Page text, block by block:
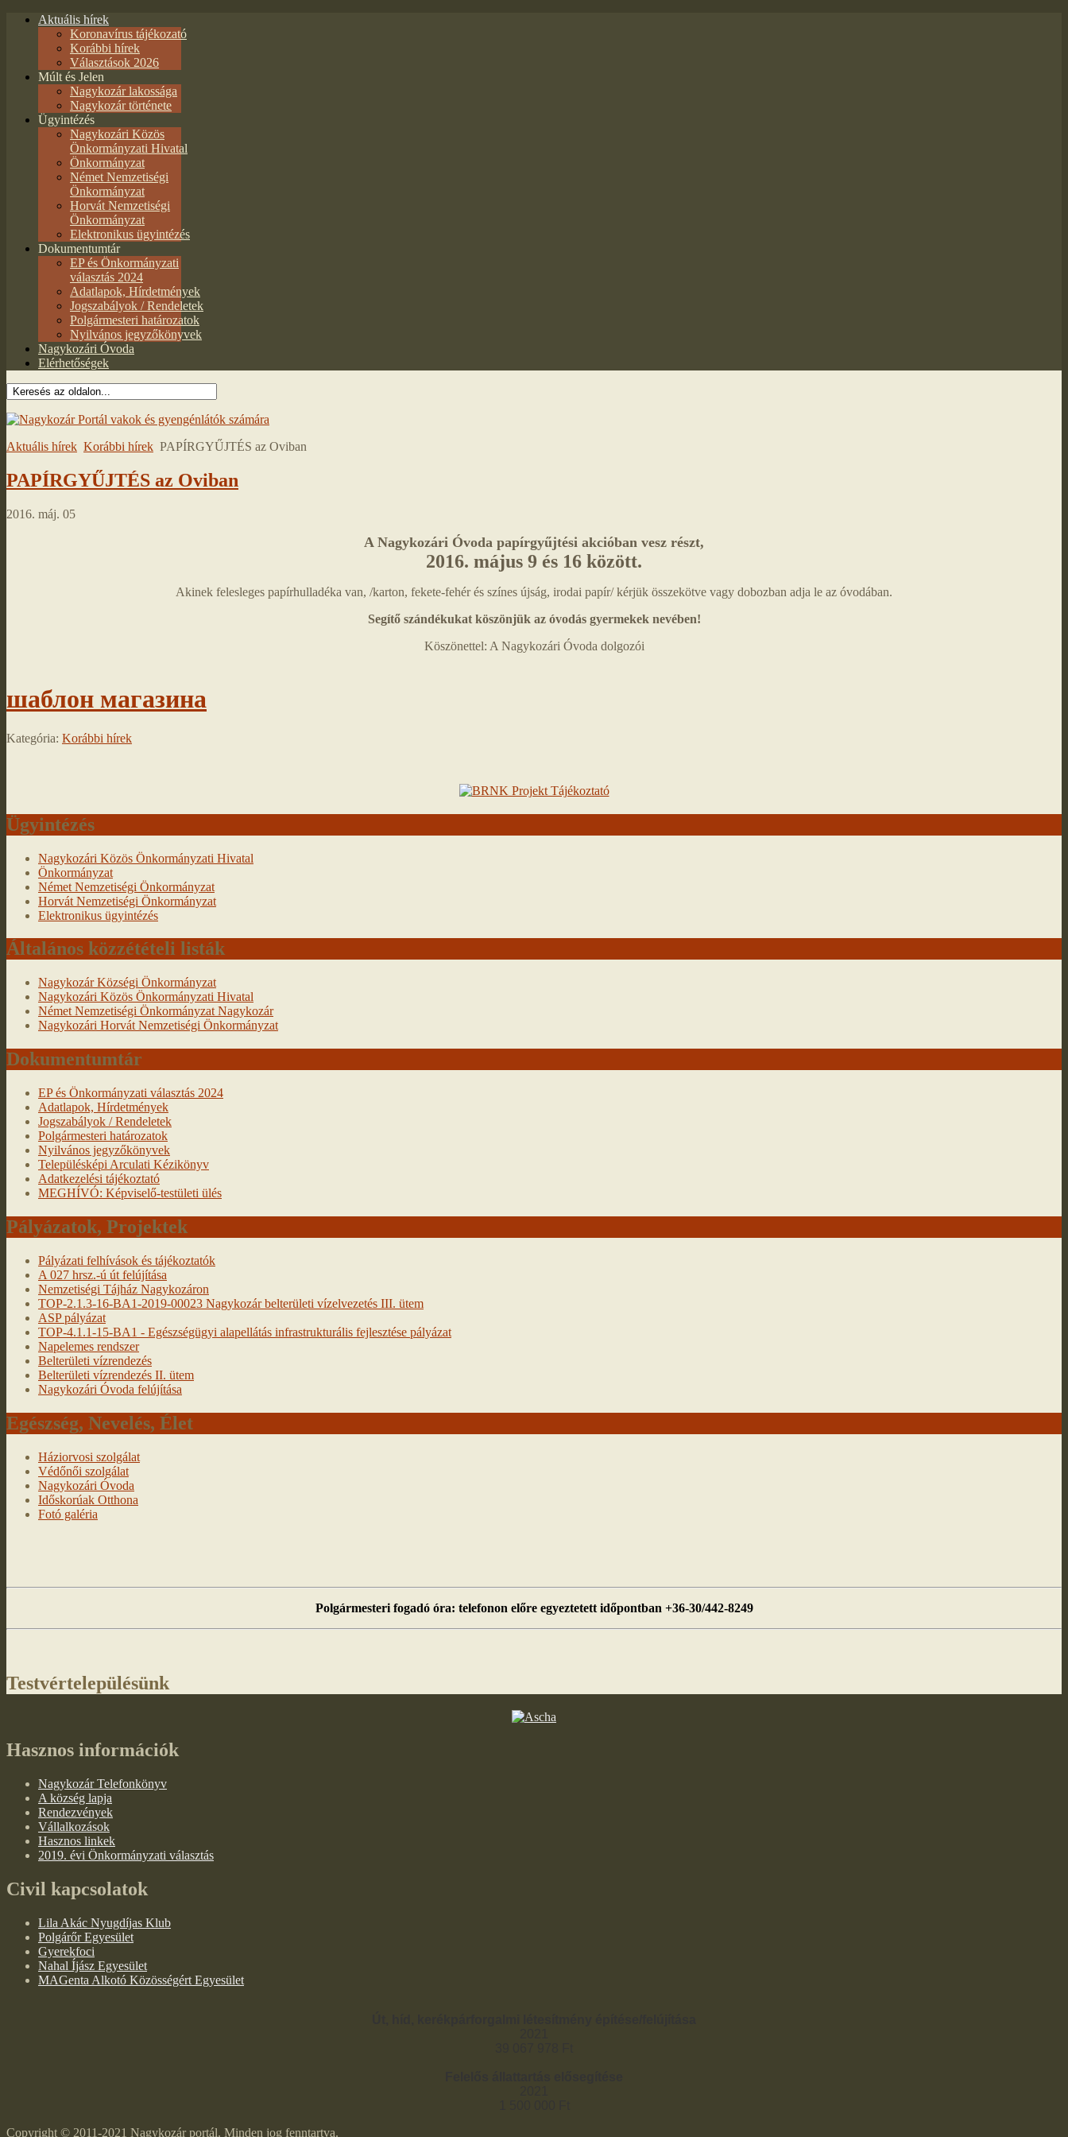
Aktuális hírek
Koronavírus tájékozató
Korábbi hírek
Választások 2026
Múlt és Jelen
Nagykozár lakossága
Nagykozár története
Ügyintézés
Nagykozári Közös
Önkormányzati Hivatal
Önkormányzat
Német Nemzetiségi
Önkormányzat
Horvát Nemzetiségi
Önkormányzat
Elektronikus ügyintézés
Dokumentumtár
EP és Önkormányzati
választás 2024
Adatlapok, Hírdetmények
Jogszabályok / Rendeletek
Polgármesteri határozatok
Nyilvános jegyzőkönyvek
Nagykozári Óvoda
Elérhetőségek
Aktuális hírek Korábbi hírek PAPÍRGYŰJTÉS az Oviban
PAPÍRGYŰJTÉS az Oviban
2016. máj. 05
A Nagykozári Óvoda papírgyűjtési akcióban vesz részt,
2016. május 9 és 16 között.
Akinek felesleges papírhulladéka van, /karton, fekete-fehér és színes újság, irodai papír/ kérjük összekötve vagy dobozban adja le az óvodában.
Segítő szándékukat köszönjük az óvodás gyermekek nevében!
Köszönettel: A Nagykozári Óvoda dolgozói
шаблон магазина
Kategória: Korábbi hírek
Ügyintézés
Nagykozári Közös Önkormányzati Hivatal
Önkormányzat
Német Nemzetiségi Önkormányzat
Horvát Nemzetiségi Önkormányzat
Elektronikus ügyintézés
Általános közzétételi listák
Nagykozár Községi Önkormányzat
Nagykozári Közös Önkormányzati Hivatal
Német Nemzetiségi Önkormányzat Nagykozár
Nagykozári Horvát Nemzetiségi Önkormányzat
Dokumentumtár
EP és Önkormányzati választás 2024
Adatlapok, Hírdetmények
Jogszabályok / Rendeletek
Polgármesteri határozatok
Nyilvános jegyzőkönyvek
Településképi Arculati Kézikönyv
Adatkezelési tájékoztató
MEGHÍVÓ: Képviselő-testületi ülés
Pályázatok, Projektek
Pályázati felhívások és tájékoztatók
A 027 hrsz.-ú út felújítása
Nemzetiségi Tájház Nagykozáron
TOP-2.1.3-16-BA1-2019-00023 Nagykozár belterületi vízelvezetés III. ütem
ASP pályázat
TOP-4.1.1-15-BA1 - Egészségügyi alapellátás infrastrukturális fejlesztése pályázat
Napelemes rendszer
Belterületi vízrendezés
Belterületi vízrendezés II. ütem
Nagykozári Óvoda felújítása
Egészség, Nevelés, Élet
Háziorvosi szolgálat
Védőnői szolgálat
Nagykozári Óvoda
Időskorúak Otthona
Fotó galéria
Polgármesteri fogadó óra: telefonon előre egyeztetett időpontban +36-30/442-8249
Testvértelepülésünk
Hasznos információk
Nagykozár Telefonkönyv
A község lapja
Rendezvények
Vállalkozások
Hasznos linkek
2019. évi Önkormányzati választás
Civil kapcsolatok
Lila Akác Nyugdíjas Klub
Polgárőr Egyesület
Gyerekfoci
Nahal Íjász Egyesület
MAGenta Alkotó Közösségért Egyesület
Copyright © 2011-2021 Nagykozár portál. Minden jog fenntartva.